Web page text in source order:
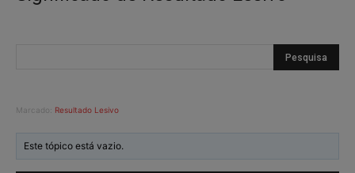
Marcado: Resultado Lesivo
Este tópico está vazio.